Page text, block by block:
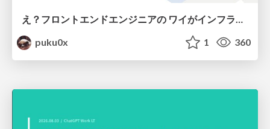
え？フロントエンドエンジニアの ワイがインフラも！？
puku0x
1 360